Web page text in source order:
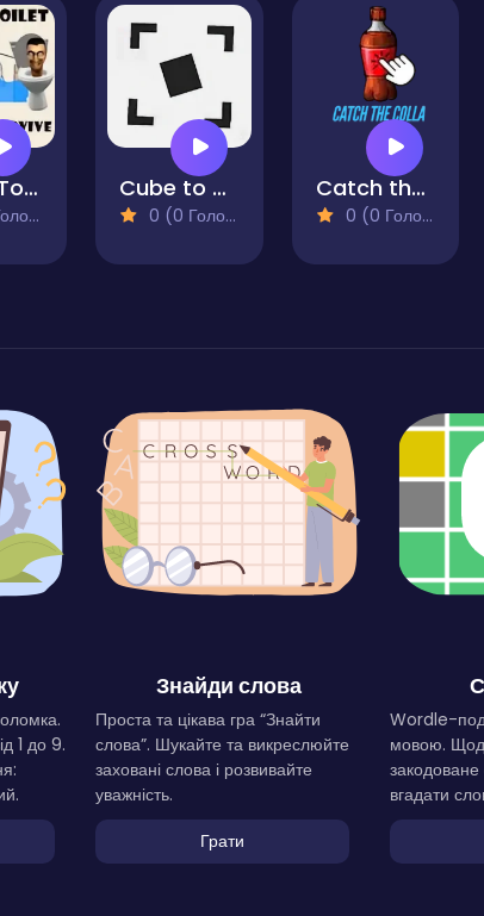
Skibidi Toilet Draw to Survive Cube to Cube
0 (0 Голосів)
Catch the Colla
0 (0 Голосів)
1 до 9.
Знайди слова
Проста та цікава гра “Знайти
слова”. Шукайте та викреслюйте
заховані слова і розвивайте
уважність.
Грати
Wordle-
мовою.
вгадати